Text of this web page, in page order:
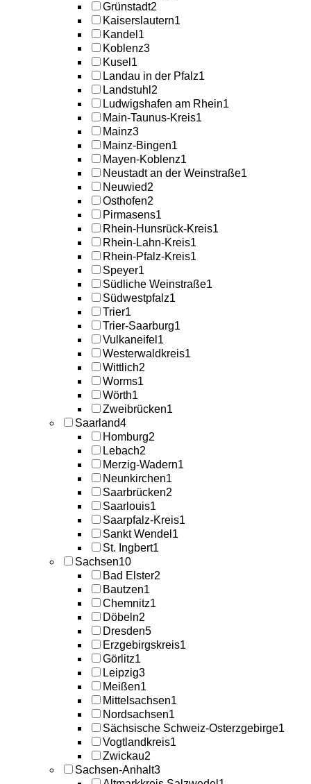
Grünstadt2
Kaiserslautern1
Kandel 1
Koblenz3
Kusel 1
Landau in der Pfalz1
Landstuhl 2
Ludwigshafen am Rhein1
Main-Taunus-Kreis1
Mainz3
Mainz-Bingen1
Mayen-Koblenz1
Neustadt an der Weinstraße1
Neuwied2
Osthofen2
Pirmasens1
Rhein-Hunsrück-Kreis1
Rhein-Lahn-Kreis1
Rhein-Pfalz-Kreis1
Speyer1
Südliche Weinstraße1
Südwestpfalz1
Trier1
Trier-Saarburg1
Vulkaneifel 1
Westerwaldkreis1
Wittlich2
Worms1
Wörth1
Zweibrücken1
Saarland4
Homburg2
Lebach2
Merzig-Wadern1
Neunkirchen1
Saarbrücken2
Saarlouis1
Saarpfalz-Kreis1
Sankt Wendel 1
St. Ingbert1
Sachsen10
Bad Elster2
Bautzen1
Chemnitz1
Döbeln2
Dresden5
Erzgebirgskreis1
Görlitz1
Leipzig3
Meißen1
Mittelsachsen1
Nordsachsen1
Sächsische Schweiz-Osterzgebirge1
Vogtlandkreis1
Zwickau2
Sachsen-Anhalt3